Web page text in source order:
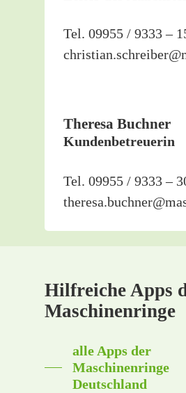
Tel. 09955 / 9333 –
Theresa Buchner
Kundenbetreuerin
Tel. 09955 / 9333 –
Hilfreiche Apps
Maschinenringe
alle Apps der
Maschinenringe
Deutschland